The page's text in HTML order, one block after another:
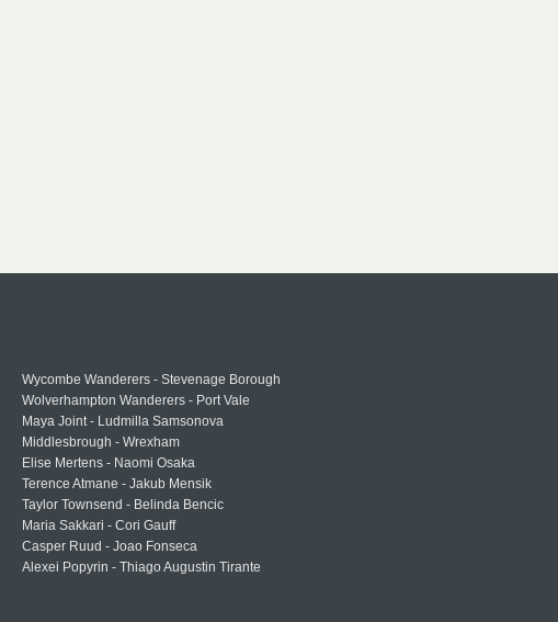
Wycombe Wanderers - Stevenage Borough
Wolverhampton Wanderers - Port Vale
Maya Joint - Ludmilla Samsonova
Middlesbrough - Wrexham
Elise Mertens - Naomi Osaka
Terence Atmane - Jakub Mensik
Taylor Townsend - Belinda Bencic
Maria Sakkari - Cori Gauff
Casper Ruud - Joao Fonseca
Alexei Popyrin - Thiago Augustin Tirante